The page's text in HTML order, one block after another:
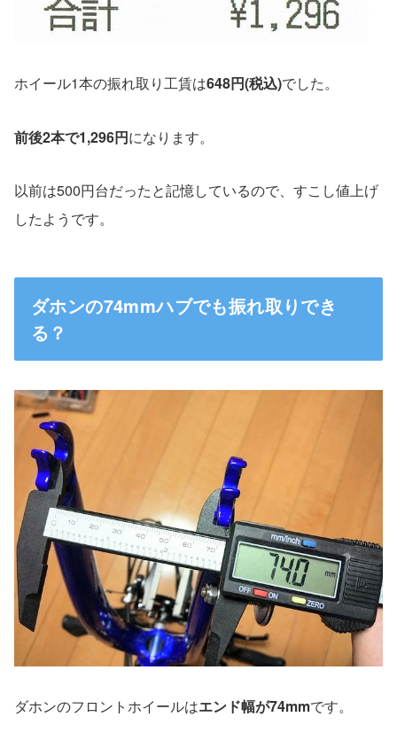
ホイール1本の振れ取り工賃は648円(税込)でした。
前後2本で1,296円になります。
以前は500円台だったと記憶しているので、すこし値上げ
したようです。
ダホンの74mmハブでも振れ取りでき
る？
ダホンのフロントホイールはエンド幅が74mmです。